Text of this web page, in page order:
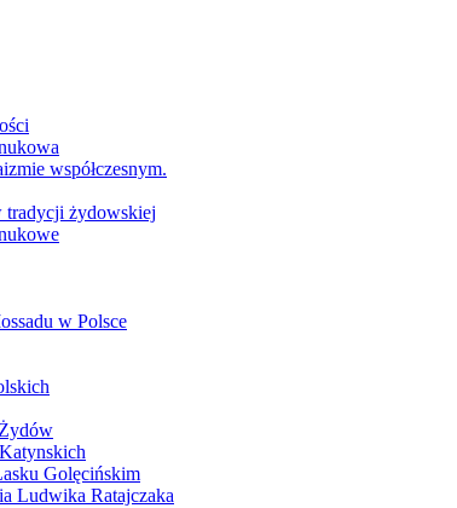
współczesnym.
tradycji żydowskiej
w Polsce
Golęcińskim
Ludwika Ratajczaka